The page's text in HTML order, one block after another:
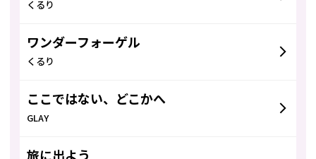
くるり
ワンダーフォーゲル
くるり
ここではない、どこかへ
GLAY
旅に出よう